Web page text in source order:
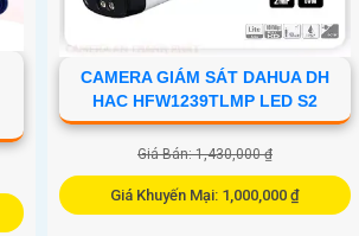
CAMERA GIÁM SÁT DAHUA DH
HAC HFW1239TLMP LED S2
Giá Bán: 1,430,000 ₫
Giá Khuyến Mại: 1,000,000 ₫